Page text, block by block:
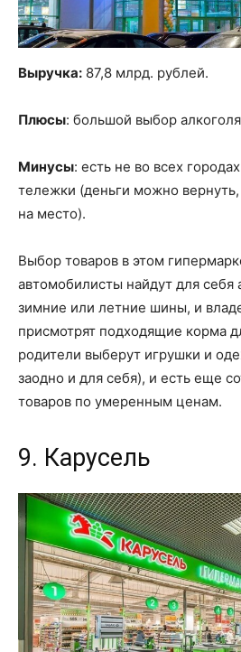
Выручка: 87,8 млрд. рублей.
Плюсы: большой выбор
Минусы: есть не во всех
тележки (деньги можно
на место).
Выбор товаров в этом
автомобилисты найдут для
зимние или летние шины, и
присмотрят подходящие корма
родители выберут игрушки и
заодно и для себя), и есть еще
товаров по умеренным ценам.
9. Карусель